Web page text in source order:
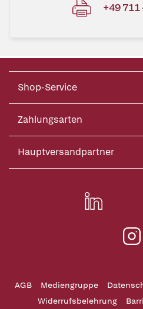
+49
Shop-Service
Zahlungsarten
Hauptversandpartner
AGB Mediengruppe
Widerrufsbelehrung